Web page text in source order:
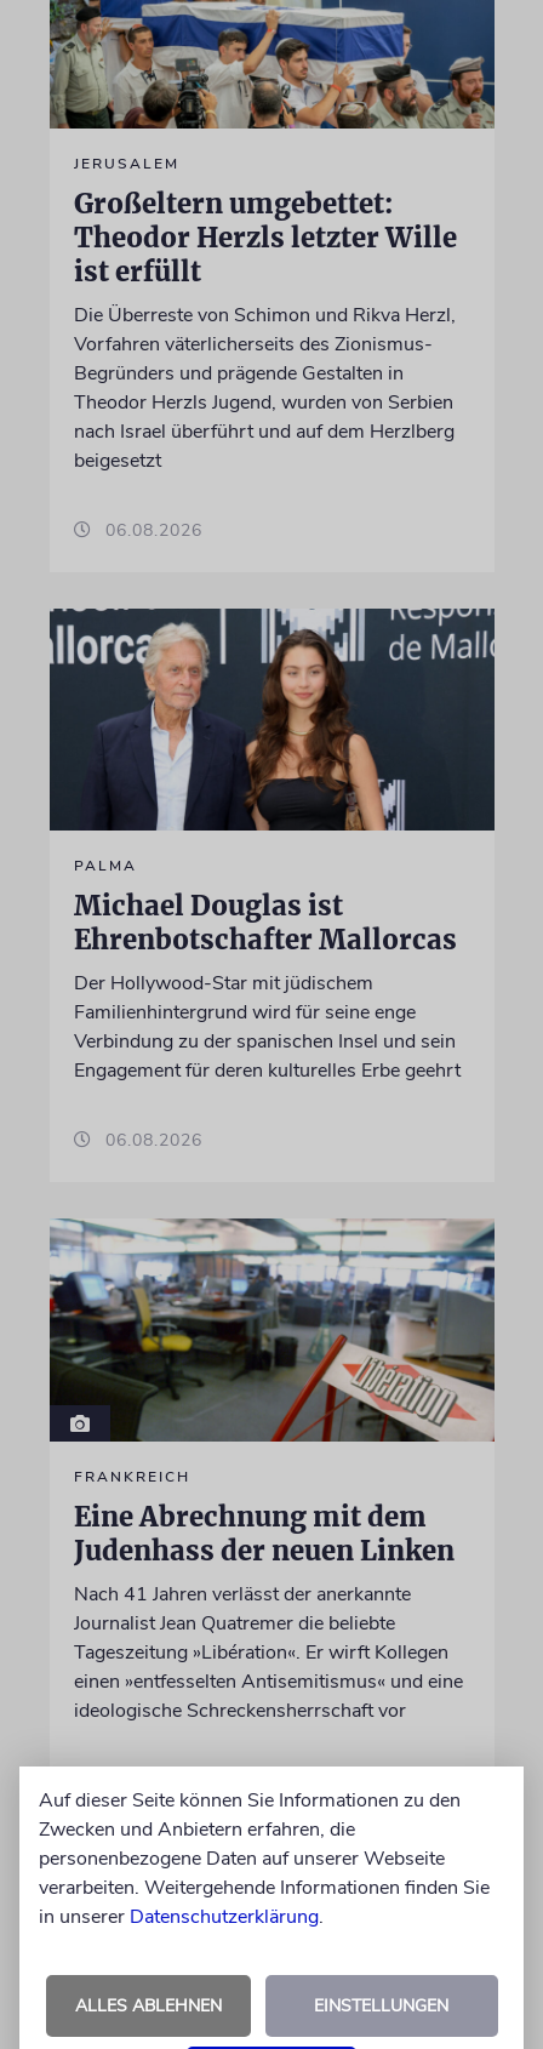
JERUSALEM
Großeltern umgebettet:
Theodor Herzls letzter Wille
ist erfüllt
Die Überreste von Schimon und Rikva Herzl,
Vorfahren väterlicherseits des Zionismus-
Begründers und prägende Gestalten in
Theodor Herzls Jugend, wurden von Serbien
nach Israel überführt und auf dem Herzlberg
beigesetzt
06.08.2026
PALMA
Michael Douglas ist
Ehrenbotschafter Mallorcas
Der Hollywood-Star mit jüdischem
Familienhintergrund wird für seine enge
Verbindung zu der spanischen Insel und sein
Engagement für deren kulturelles Erbe geehrt
06.08.2026
FRANKREICH
Eine Abrechnung mit dem
Judenhass der neuen Linken
Nach 41 Jahren verlässt der anerkannte
Journalist Jean Quatremer die beliebte
Tageszeitung »Libération«. Er wirft Kollegen
einen »entfesselten Antisemitismus« und eine
ideologische Schreckensherrschaft vor
Auf dieser Seite können Sie Informationen zu den
Zwecken und Anbietern erfahren, die
personenbezogene Daten auf unserer Webseite
verarbeiten. Weitergehende Informationen finden Sie
in unserer Datenschutzerklärung.
ALLES ABLEHNEN EINSTELLUNGEN